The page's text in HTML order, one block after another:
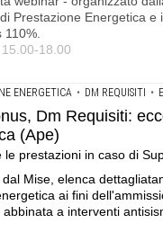
Prestazione Energetica
18.00
ENERGETICA • DM REQUISITI •
Dm Requisiti:
(Ape)
prestazioni in caso di
Mise, elenca
ai fini
a interventi